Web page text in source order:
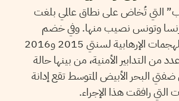
التي تُخاض على نطاق عالمي بلغت
وتونس نصيب منها. وفي خضم
البحث عن حلول للهجمات الإرهابية لسنتي 2015 و2016
من التدابير الأمنية، من بينها حالة
البحر الأبيض المتوسط تقع إدانة
التي رافقت هذا الإجراء.